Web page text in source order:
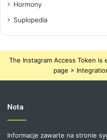
Hormony
Suplopedia
The Instagram Access Token
page >
Nota
Informacje zawarte na stronie